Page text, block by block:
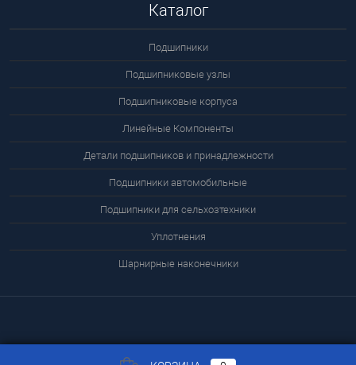
Каталог
Подшипники
Подшипниковые узлы
Подшипниковые корпуса
Линейные Компоненты
Детали подшипников и принадлежности
Подшипники автомобильные
Подшипники для сельхозтехники
Уплотнения
Шарнирные наконечники